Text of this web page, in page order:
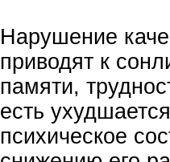
Нарушение
приводят к
памяти,
есть
психическое